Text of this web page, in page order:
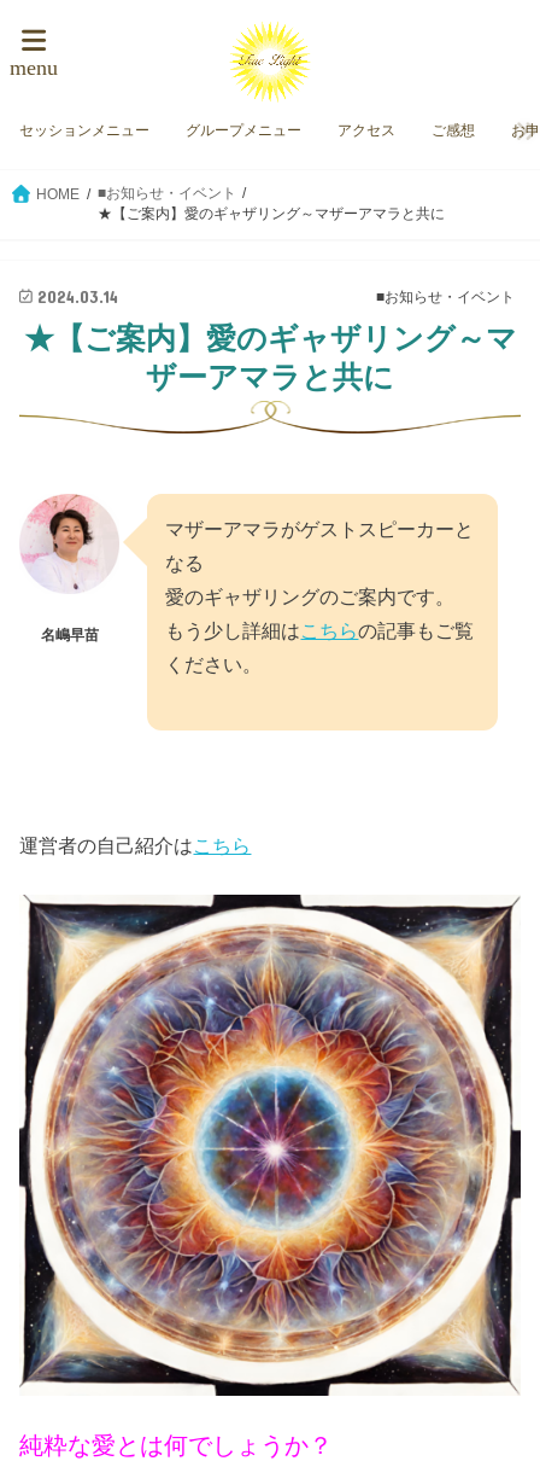
menu
セッションメニュー グループメニュー アクセス ご感想 お
HOME
■お知らせ・イベント
★【ご案内】愛のギャザリング～マザーアマラと共に
■お知らせ・イベント
2024.03.14
★【ご案内】愛のギャザリング～マ
ザーアマラと共に
名嶋早苗
マザーアマラがゲストスピーカーと
なる
愛のギャザリングのご案内です。
もう少し詳細はこちらの記事もご覧
ください。
運営者の自己紹介はこちら
純粋な愛とは何でしょうか？